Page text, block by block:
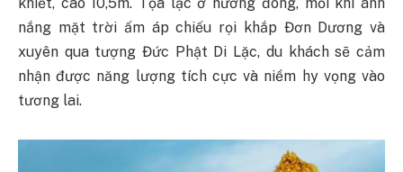
nắng mặt trời ấm áp chiếu rọi khắp Đơn Dương và
xuyên qua tượng Đức Phật Di Lặc, du khách sẽ cảm
nhận được năng lượng tích cực và niềm hy vọng vào
tương lai.